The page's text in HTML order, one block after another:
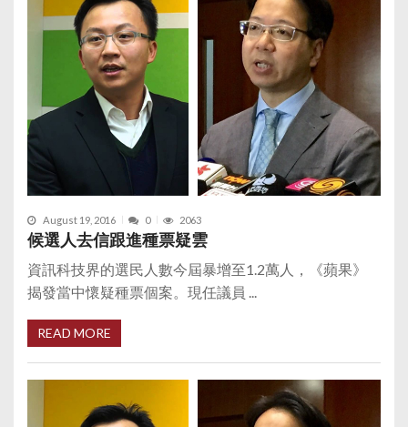
August 19, 2016 0 2063
候選人去信跟進種票疑雲
資訊科技界的選民人數今屆暴增至1.2萬人，《蘋果》
揭發當中懷疑種票個案。現任議員 ...
READ MORE